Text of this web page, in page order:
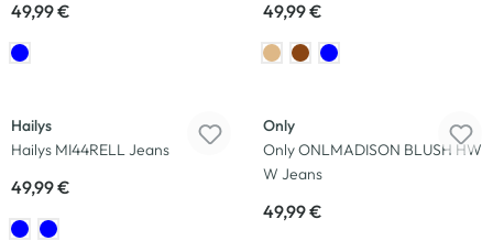
49,99 € 49,99 €
Hailys
Hailys MI44RELL Jeans
49,99 €
Only
Only ONLMADISON BLUSH HW
W Jeans
49,99 €